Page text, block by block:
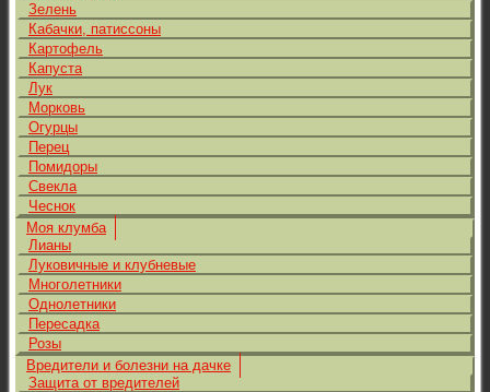
Зелень
Кабачки, патиссоны
Картофель
Капуста
Лук
Морковь
Огурцы
Перец
Помидоры
Свекла
Чеснок
Моя клумба
Лианы
Луковичные и клубневые
Многолетники
Однолетники
Пересадка
Розы
Вредители и болезни на дачке
Защита от вредителей